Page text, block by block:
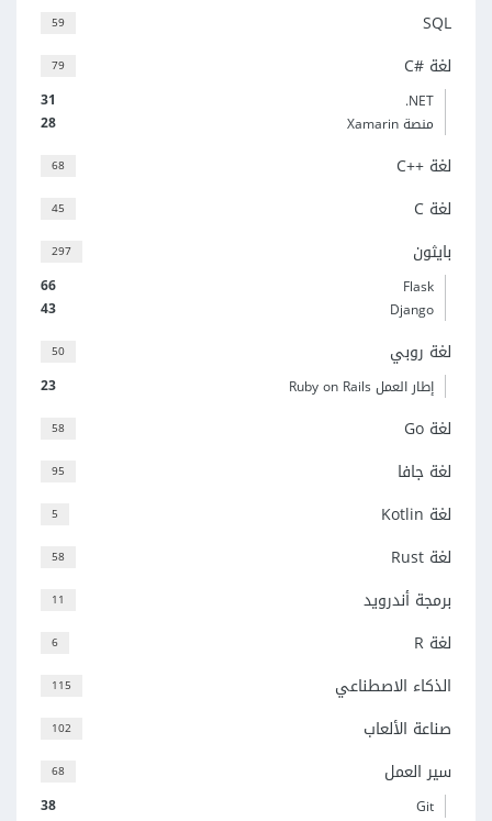
59 SQL
79 لغة C#‎
31
‎.NET
28
منصة Xamarin
68 لغة C++‎
45 لغة C
297 بايثون
66
Flask
43
Django
50 لغة روبي
23 إطار العمل Ruby on Rails
58 لغة Go
95 لغة جافا
5 لغة Kotlin
58 لغة Rust
11 برمجة أندرويد
6 لغة R
115 الذكاء الاصطناعي
102 صناعة الألعاب
68 سير العمل
38 Git